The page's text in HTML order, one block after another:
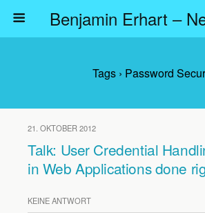
Tags › Password
21. OKTOBER 2012
Talk: User Credential
in Web Applications done
KEINE ANTWORT